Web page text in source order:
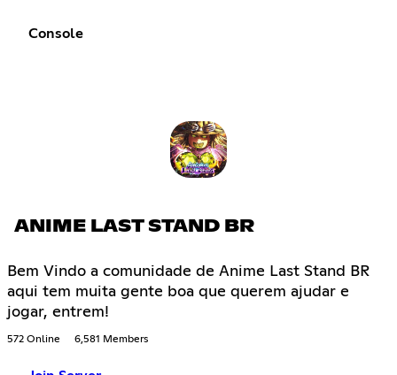
Console
ANIME LAST STAND BR
Bem Vindo a comunidade de Anime Last Stand BR
aqui tem muita gente boa que querem ajudar e
jogar, entrem!
572 Online 6,581 Members